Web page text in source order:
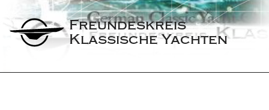
Freundeskreis
Klassische Yachten